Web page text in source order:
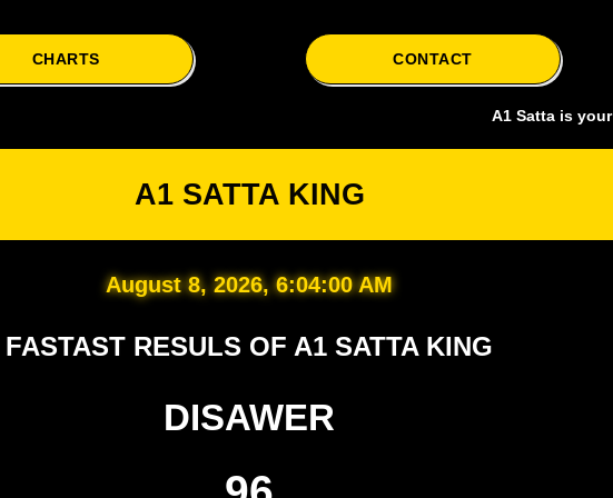
CHARTS CONTACT
A1 Satta is your
A1 SATTA KING
August 8, 2026, 6:04:00 AM
FASTAST RESULS OF A1 SATTA KING
DISAWER